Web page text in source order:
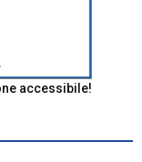
accessibile!